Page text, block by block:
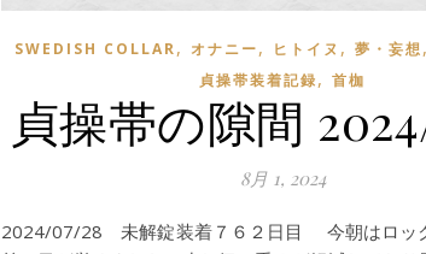
SWEDISH COLLAR, オナニー, ヒトイヌ , 夢・妄想,
貞操帯装着記録, 首枷
貞操帯の隙間
8月 1, 2024
2024/07/28 未解錠装着７６２日目 今朝はロッ